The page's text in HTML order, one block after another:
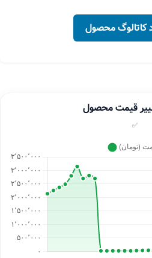
کاتالوگ محصول
قیمت محصول
✅